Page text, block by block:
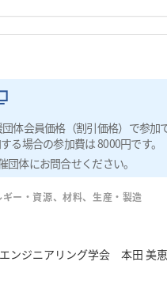
体会員価格（割引価格）で参加
る場合の参加費は 8000円です。
体にお問合せください。
ー・資源、材料、生産・製造
エンジニアリング学会 本田